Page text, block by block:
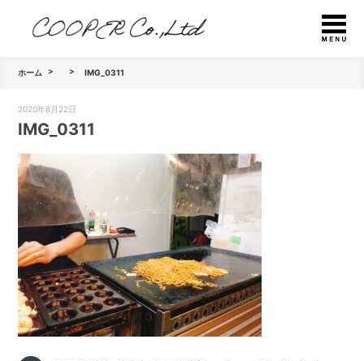
ホーム IMG_0311
2020年8月22日
IMG_0311